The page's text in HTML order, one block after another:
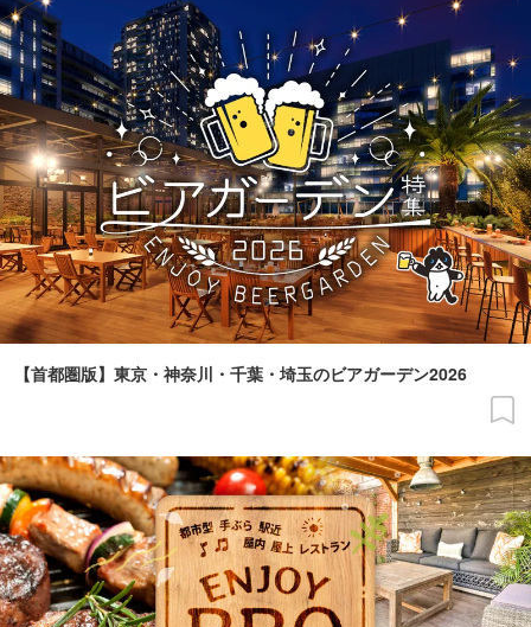
【首都圏版】東京・神奈川・千葉・埼玉のビアガーデン2026